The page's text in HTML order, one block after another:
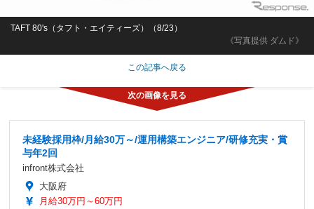
《写真提供 ダムド》
TAFT 80's（タフト・エイティーズ）（8/23）
この記事へ戻る
未経験採用枠/月給30万～/運用構築エンジニア/研修充実・賞
与年2回
infront株式会社
大阪府
月給30万円～60万円